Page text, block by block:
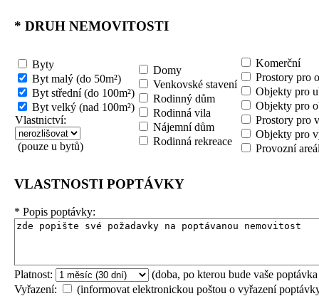
* DRUH NEMOVITOSTI
Byty
Byt malý (do 50m²)
Byt střední (do 100m²)
Byt velký (nad 100m²)
Vlastnictví:
(pouze u bytů)
Domy
Venkovské stavení
Rodinný dům
Rodinná vila
Nájemní dům
Rodinná rekreace
Komerční
Prostory pro
Objekty pro
Objekty pro
Prostory pro
Objekty pro
Provozní
VLASTNOSTI POPTÁVKY
* Popis poptávky:
Platnost:
(doba, po kterou bude vaše
Vyřazení:
(informovat elektronickou poštou o vyřazení